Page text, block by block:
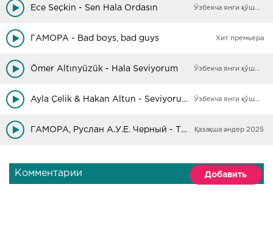
Ece Seçkin - Sen Hala Ordasın Ўзбекча янги қўшиқлар
ГАМОРА - Bad boys, bad guys Хит премьера
Ömer Altınyüzük - Hala Seviyorum Ўзбекча янги қўшиқлар
Ayla Çelik & Hakan Altun - Seviyoruz Hâlâ Ўзбекча янги қўшиқлар
ГАМОРА, Руслан А.У.Е. Черный - Твоя улица Қазақша әндер 2025
Комментарии Добавить